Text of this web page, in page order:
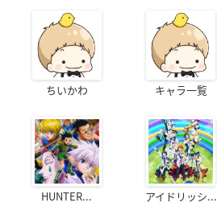
ちいかわ キャラ一覧
HUNTER... アイドリッシ...